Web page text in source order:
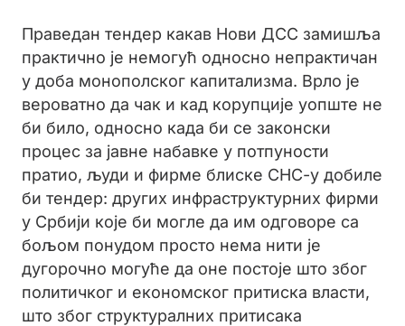
Праведан тендер какав Нови ДСС замишља
практично је немогућ односно непрактичан
у доба монополског капитализма. Врло је
вероватно да чак и кад корупције уопште не
би било, односно када би се законски
процес за јавне набавке у потпуности
пратио, људи и фирме блиске СНС-у добиле
би тендер: других инфраструктурних фирми
у Србији које би могле да им одговоре са
бољом понудом просто нема нити је
дугорочно могуће да оне постоје што због
политичког и економског притиска власти,
што због структуралних притисака